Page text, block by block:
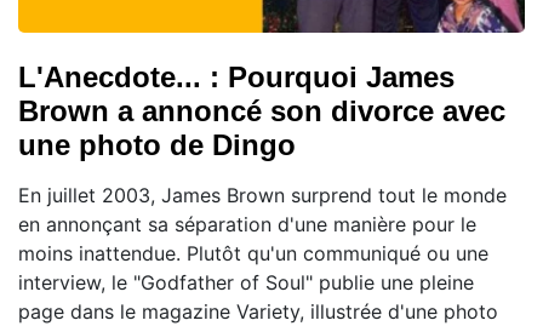
L'Anecdote... : Pourquoi James
Brown a annoncé son divorce avec
une photo de Dingo
En juillet 2003, James Brown surprend tout le monde
en annonçant sa séparation d'une manière pour le
moins inattendue. Plutôt qu'un communiqué ou une
interview, le "Godfather of Soul" publie une pleine
page dans le magazine Variety, illustrée d'une photo